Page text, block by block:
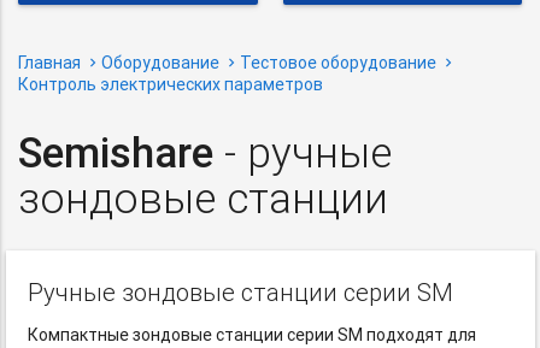
Главная Оборудование
Тестовое оборудование
Контроль электрических параметров
Semishare - ручные
зондовые станции
Ручные зондовые станции серии SM
Компактные зондовые станции серии SM подходят для